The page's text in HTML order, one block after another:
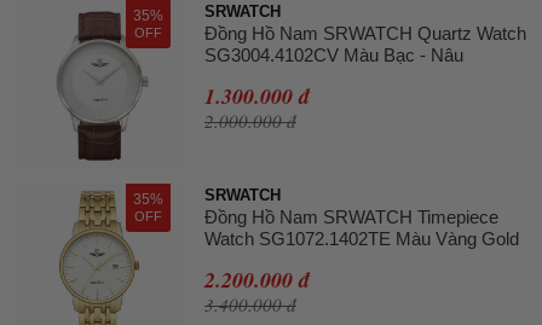
35%
OFF
SRWATCH
Đồng Hồ Nam SRWATCH Quartz Watch
SG3004.4102CV Màu Bạc - Nâu
1.300.000 đ
2.000.000 đ
35%
OFF
SRWATCH
Đồng Hồ Nam SRWATCH Timepiece
Watch SG1072.1402TE Màu Vàng Gold
2.200.000 đ
3.400.000 đ